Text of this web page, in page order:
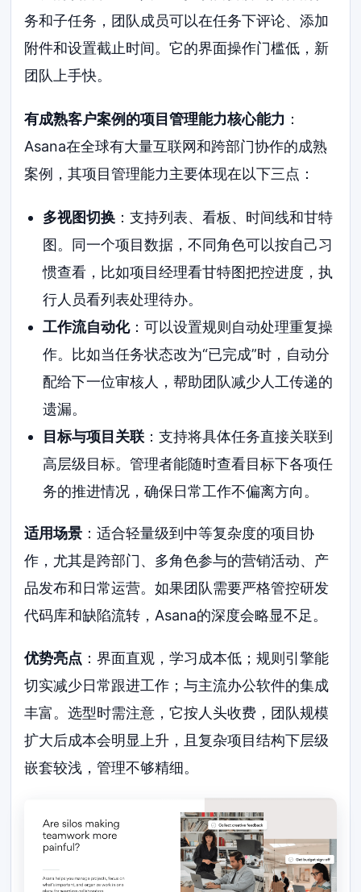
务和子任务，团队成员可以在任务下评论、添加
附件和设置截止时间。它的界面操作门槛低，新
团队上手快。
有成熟客户案例的项目管理能力核心能力 ：
Asana在全球有大量互联网和跨部门协作的成熟
案例，其项目管理能力主要体现在以下三点：
多视图切换：支持列表、看板、时间线和甘特
图。同一个项目数据，不同角色可以按自己习
惯查看，比如项目经理看甘特图把控进度，执
行人员看列表处理待办。
工作流自动化：可以设置规则自动处理重复操
作。比如当任务状态改为“已完成”时，自动分
配给下一位审核人，帮助团队减少人工传递的
遗漏。
目标与项目关联：支持将具体任务直接关联到
高层级目标。管理者能随时查看目标下各项任
务的推进情况，确保日常工作不偏离方向。
适用场景 ：适合轻量级到中等复杂度的项目协
作，尤其是跨部门、多角色参与的营销活动、产
品发布和日常运营。如果团队需要严格管控研发
代码库和缺陷流转，Asana的深度会略显不足。
优势亮点 ：界面直观，学习成本低；规则引擎能
切实减少日常跟进工作；与主流办公软件的集成
丰富。选型时需注意，它按人头收费，团队规模
扩大后成本会明显上升，且复杂项目结构下层级
嵌套较浅，管理不够精细。